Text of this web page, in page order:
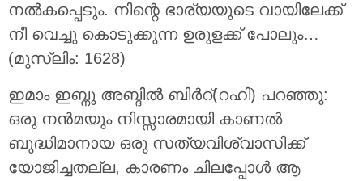
നൽകപ്പെടും. നിന്റെ ഭാര്യയുടെ വായിലേക്ക്
നീ വെച്ചു കൊടുക്കുന്ന ഉരുളക്ക് പോലും…
(മുസ്ലിം: 1628)
ഇമാം ഇബ്നു അബ്ദിൽ ബിർറ്(റഹി) പറഞ്ഞു:
ഒരു നൻമയും നിസ്സാരമായി കാണൽ
ബുദ്ധിമാനായ ഒരു സത്യവിശ്വാസിക്ക്
യോജിച്ചതല്ല, കാരണം ചിലപ്പോൾ ആ